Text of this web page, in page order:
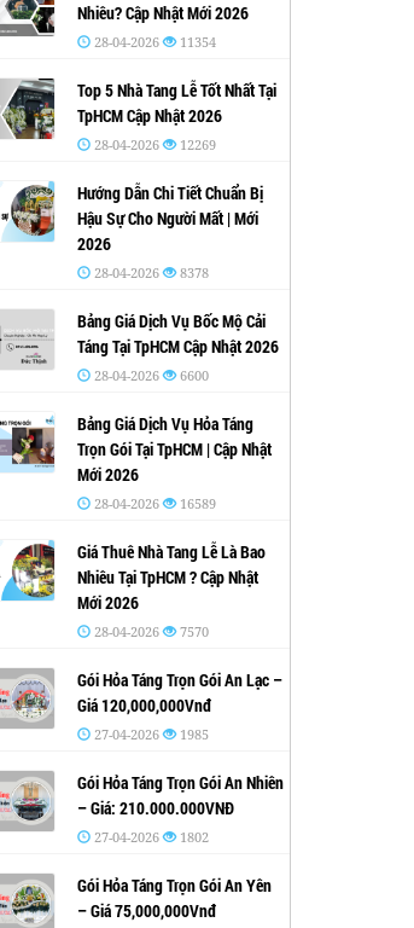
Nhiêu? Cập Nhật Mới 2026
28-04-2026 11354
Top 5 Nhà Tang Lễ Tốt Nhất Tại
TpHCM Cập Nhật 2026
28-04-2026 12269
Hướng Dẫn Chi Tiết Chuẩn Bị
Hậu Sự Cho Người Mất | Mới
2026
28-04-2026 8378
Bảng Giá Dịch Vụ Bốc Mộ Cải
Táng Tại TpHCM Cập Nhật 2026
28-04-2026 6600
Bảng Giá Dịch Vụ Hỏa Táng
Trọn Gói Tại TpHCM | Cập Nhật
Mới 2026
28-04-2026 16589
Giá Thuê Nhà Tang Lễ Là Bao
Nhiêu Tại TpHCM ? Cập Nhật
Mới 2026
28-04-2026 7570
Gói Hỏa Táng Trọn Gói An Lạc –
Giá 120,000,000Vnđ
27-04-2026 1985
Gói Hỏa Táng Trọn Gói An Nhiên
– Giá: 210.000.000VNĐ
27-04-2026 1802
Gói Hỏa Táng Trọn Gói An Yên
– Giá 75,000,000Vnđ